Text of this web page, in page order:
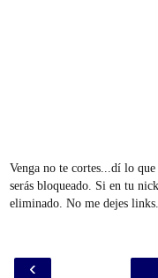
Venga no te cortes...dí lo que
serás bloqueado. Si en tu
eliminado. No me dejes links.
‹